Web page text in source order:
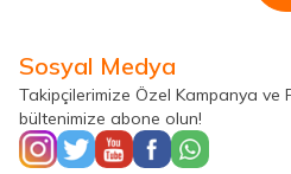
Sosyal Medya
Takipçilerimize Özel Kampanya ve
bültenimize abone olun!